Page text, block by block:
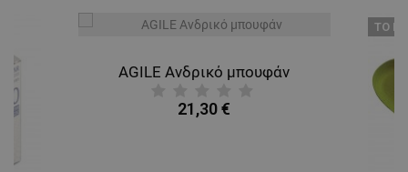
AGILE Ανδρικό μπουφάν
21,30 €
ТΟ